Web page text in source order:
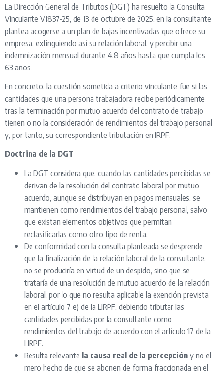
La Dirección General de Tributos (DGT) ha resuelto la Consulta
Vinculante V1837-25, de 13 de octubre de 2025, en la consultante
plantea acogerse a un plan de bajas incentivadas que ofrece su
empresa, extinguiendo así su relación laboral, y percibir una
indemnización mensual durante 4,8 años hasta que cumpla los
63 años.
En concreto, la cuestión sometida a criterio vinculante fue si las
cantidades que una persona trabajadora recibe periódicamente
tras la terminación por mutuo acuerdo del contrato de trabajo
tienen o no la consideración de rendimientos del trabajo personal
y, por tanto, su correspondiente tributación en IRPF.
Doctrina de la DGT
La DGT considera que, cuando las cantidades percibidas se
derivan de la resolución del contrato laboral por mutuo
acuerdo, aunque se distribuyan en pagos mensuales, se
mantienen como rendimientos del trabajo personal, salvo
que existan elementos objetivos que permitan
reclasificarlas como otro tipo de renta.
De conformidad con la consulta planteada se desprende
que la finalización de la relación laboral de la consultante,
no se produciría en virtud de un despido, sino que se
trataría de una resolución de mutuo acuerdo de la relación
laboral, por lo que no resulta aplicable la exención prevista
en el artículo 7 e) de la LIRPF, debiendo tributar las
cantidades percibidas por la consultante como
rendimientos del trabajo de acuerdo con el artículo 17 de la
LIRPF.
Resulta relevante la causa real de la percepcióny no el
mero hecho de que se abonen de forma fraccionada en el